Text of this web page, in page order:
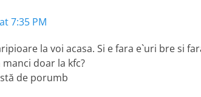
7:35 PM
la voi acasa. Si e fara e`uri bre si
doar la kfc?
de porumb